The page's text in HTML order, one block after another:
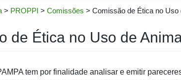
> PROPPI > Comissões > Comissão de Ética no Uso
de Ética no Uso de
tem por finalidade analisar e emitir